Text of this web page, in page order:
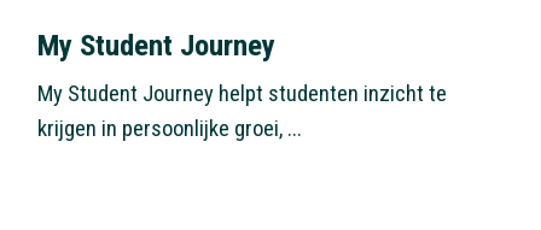
My Student Journey
My Student Journey helpt studenten inzicht te
krijgen in persoonlijke groei, ...